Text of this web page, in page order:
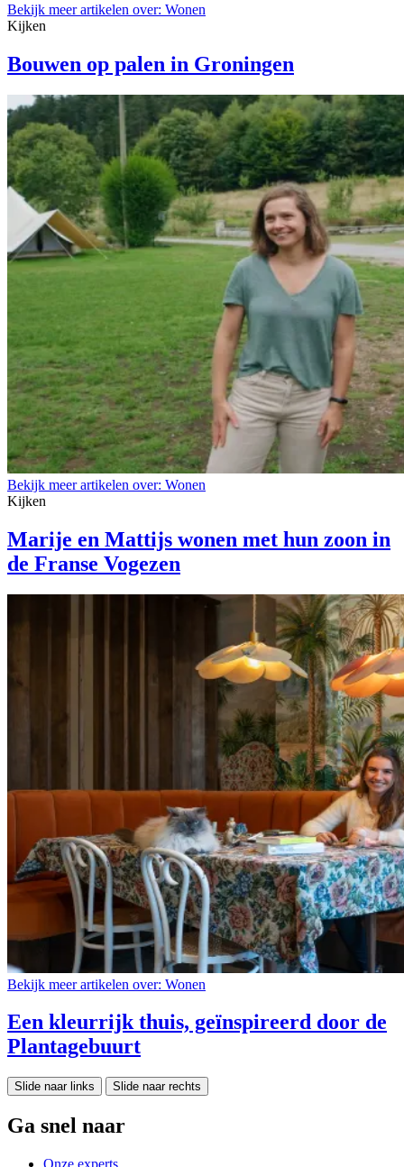
Bekijk meer artikelen over: Wonen
Kijken
Bouwen op palen in Groningen
Bekijk meer artikelen over: Wonen
Kijken
Marije en Mattijs wonen met hun zoon in
de Franse Vogezen
Bekijk meer artikelen over: Wonen
Een kleurrijk thuis, geïnspireerd door de
Plantagebuurt
Slide naar links Slide naar rechts
Ga snel naar